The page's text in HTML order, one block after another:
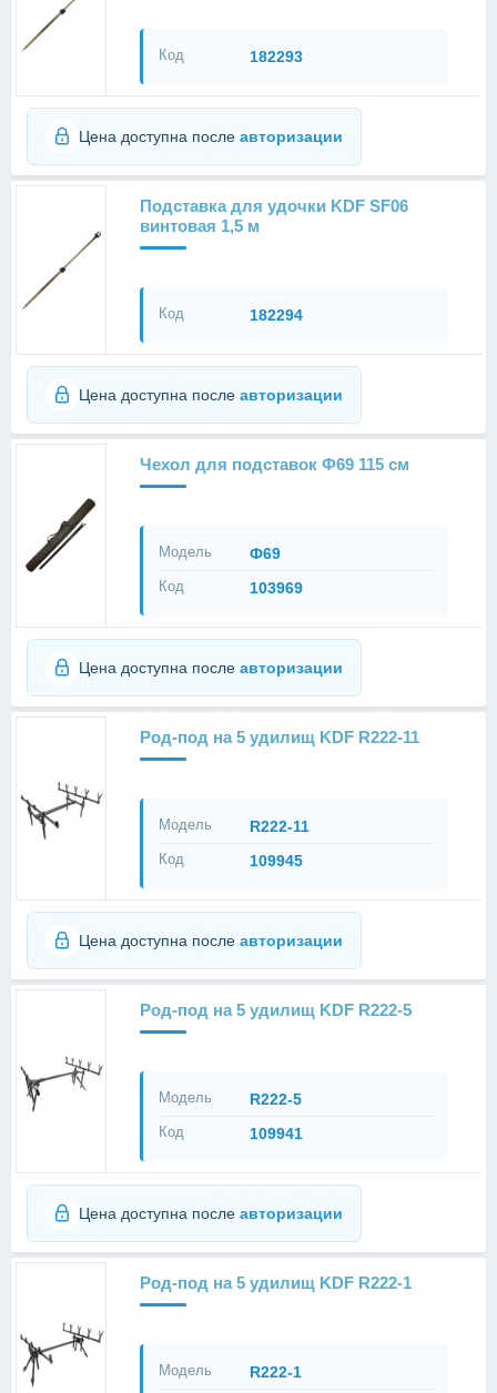
Код 182293
Цена доступна после авторизации
Подставка для удочки KDF SF06
винтовая 1,5 м
Код 182294
Цена доступна после авторизации
Чехол для подставок Ф69 115 см
Модель Ф69
Код 103969
Цена доступна после авторизации
Род-под на 5 удилищ KDF R222-11
Модель R222-11
Код 109945
Цена доступна после авторизации
Род-под на 5 удилищ KDF R222-5
Модель R222-5
Код 109941
Цена доступна после авторизации
Род-под на 5 удилищ KDF R222-1
Модель R222-1